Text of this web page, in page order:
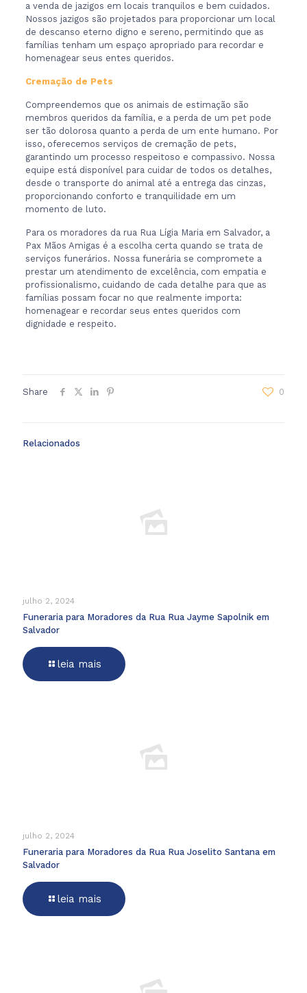
a venda de jazigos em locais tranquilos e bem cuidados.
Nossos jazigos são projetados para proporcionar um local
de descanso eterno digno e sereno, permitindo que as
famílias tenham um espaço apropriado para recordar e
homenagear seus entes queridos.
Cremação de Pets
Compreendemos que os animais de estimação são
membros queridos da família, e a perda de um pet pode
ser tão dolorosa quanto a perda de um ente humano. Por
isso, oferecemos serviços de cremação de pets,
garantindo um processo respeitoso e compassivo. Nossa
equipe está disponível para cuidar de todos os detalhes,
desde o transporte do animal até a entrega das cinzas,
proporcionando conforto e tranquilidade em um
momento de luto.
Para os moradores da rua Rua Lígia Maria em Salvador, a
Pax Mãos Amigas é a escolha certa quando se trata de
serviços funerários. Nossa funerária se compromete a
prestar um atendimento de excelência, com empatia e
profissionalismo, cuidando de cada detalhe para que as
famílias possam focar no que realmente importa:
homenagear e recordar seus entes queridos com
dignidade e respeito.
Share 0
Relacionados
julho 2, 2024
Funeraria para Moradores da Rua Rua Jayme Sapolnik em
Salvador
leia mais
julho 2, 2024
Funeraria para Moradores da Rua Rua Joselito Santana em
Salvador
leia mais